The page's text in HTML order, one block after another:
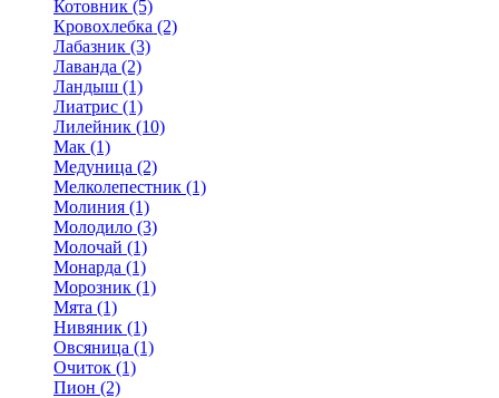
Котовник (5)
Кровохлебка (2)
Лабазник (3)
Лаванда (2)
Ландыш (1)
Лиатрис (1)
Лилейник (10)
Мак (1)
Медуница (2)
Мелколепестник (1)
Молиния (1)
Молодило (3)
Молочай (1)
Монарда (1)
Морозник (1)
Мята (1)
Нивяник (1)
Овсяница (1)
Очиток (1)
Пион (2)